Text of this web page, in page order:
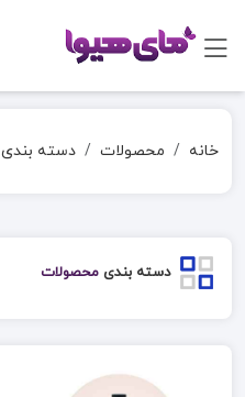
خانه محصولات دسته بندی
دسته بندی محصولات